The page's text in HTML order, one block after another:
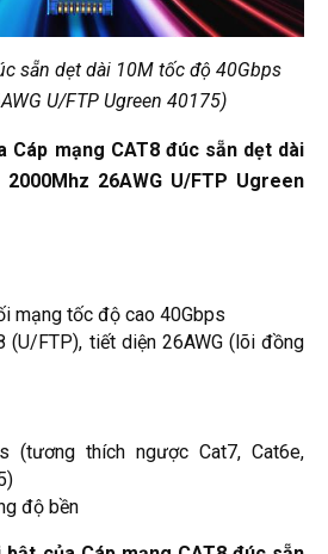
sẵn dẹt dài 10M tốc độ 40Gbps
U/FTP Ugreen 40175)
Cáp mạng CAT8 đúc sẵn dẹt dài
26AWG U/FTP Ugreen
mạng tốc độ cao 40Gbps
(U/FTP), tiết diện 26AWG (lõi đồng
(tương thích ngược Cat7, Cat6e,
độ bền